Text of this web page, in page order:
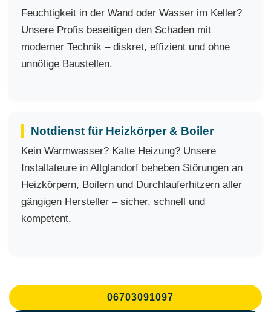
Feuchtigkeit in der Wand oder Wasser im Keller?
Unsere Profis beseitigen den Schaden mit
moderner Technik – diskret, effizient und ohne
unnötige Baustellen.
Notdienst für Heizkörper & Boiler
Kein Warmwasser? Kalte Heizung? Unsere
Installateure in Altglandorf beheben Störungen an
Heizkörpern, Boilern und Durchlauferhitzern aller
gängigen Hersteller – sicher, schnell und
kompetent.
06703091097